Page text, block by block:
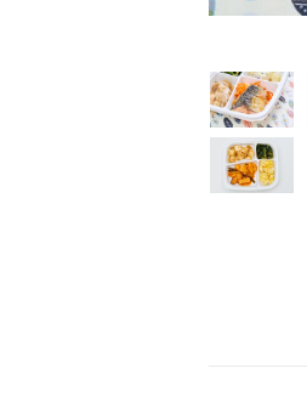
塩分制限食
426円(1食分/税込)